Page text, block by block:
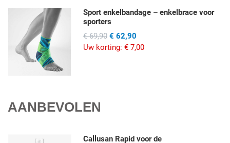
Sport enkelbandage – enkelbrace voor
sporters
€ 69,90 € 62,90
Uw korting: € 7,00
AANBEVOLEN
Callusan Rapid voor de